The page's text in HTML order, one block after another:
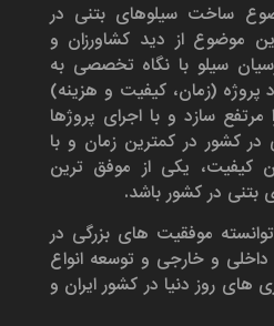
ساخت سیلوهای بتنی در
موضوع از دید کشاورزان و
سیلو با نگاه تخصصی به
پروژه (زمان، کیفیت و هزینه)
سازد و با اجرای پروژها
کشور در کمترین زمان و با
کیفیت، یکی از موفق ترین
در کشور باشد.
موفقیت های بزرگی در
و خارجی و توسعه انواع
های روز دنیا در کشور ایران و